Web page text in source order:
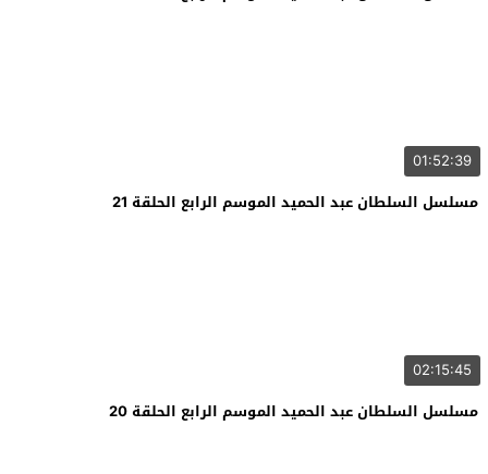
01:52:39
مسلسل السلطان عبد الحميد الموسم الرابع الحلقة 21
02:15:45
مسلسل السلطان عبد الحميد الموسم الرابع الحلقة 20